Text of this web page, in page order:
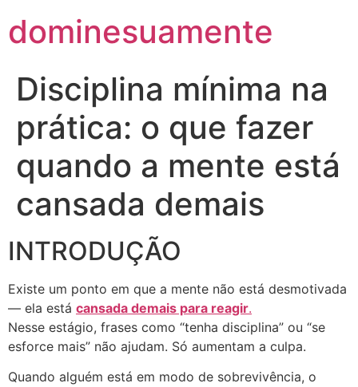
dominesuamente
Disciplina mínima na
prática: o que fazer
quando a mente está
cansada demais
INTRODUÇÃO
Existe um ponto em que a mente não está desmotivada
— ela está cansada demais para reagir.
Nesse estágio, frases como “tenha disciplina” ou “se
esforce mais” não ajudam. Só aumentam a culpa.
Quando alguém está em modo de sobrevivência, o